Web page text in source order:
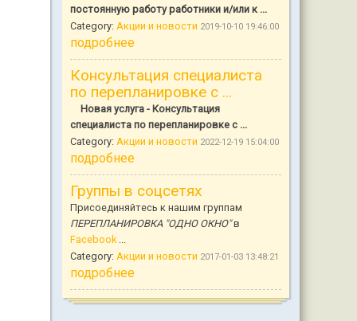
постоянную работу работники и/или к ...
Category: Акции и новости 2019-10-10 19:46:00
подробнее
Консультация специалиста
по перепланировке с ...
Новая услуга - Консультация
специалиста по перепланировке с ...
Category: Акции и новости 2022-12-19 15:04:00
подробнее
Группы в соцсетях
Присоединяйтесь к нашим группам
ПЕРЕПЛАНИРОВКА "ОДНО ОКНО"в
Facebook
Category: Акции и новости 2017-01-03 13:48:21
подробнее